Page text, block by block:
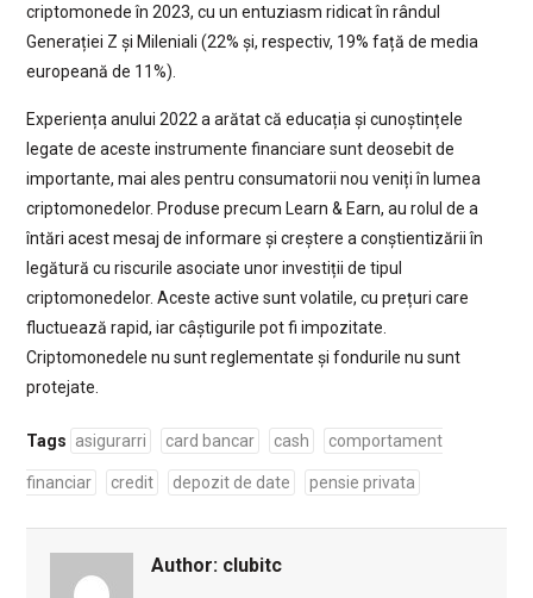
criptomonede în 2023, cu un entuziasm ridicat în rândul
Generației Z și Mileniali (22% și, respectiv, 19% față de media
europeană de 11%).
Experiența anului 2022 a arătat că educația și cunoștințele
legate de aceste instrumente financiare sunt deosebit de
importante, mai ales pentru consumatorii nou veniți în lumea
criptomonedelor. Produse precum Learn & Earn, au rolul de a
întări acest mesaj de informare și creștere a conștientizării în
legătură cu riscurile asociate unor investiții de tipul
criptomonedelor. Aceste active sunt volatile, cu prețuri care
fluctuează rapid, iar câștigurile pot fi impozitate.
Criptomonedele nu sunt reglementate și fondurile nu sunt
protejate.
Tags asigurarri card bancar cash comportament
financiar credit depozit de date pensie privata
Author: clubitc